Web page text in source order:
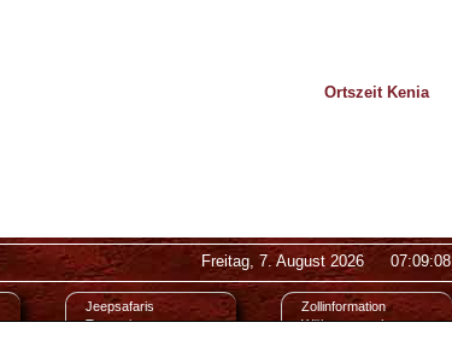
Ortszeit Kenia
Freitag, 7. August 2026 07:09:08
Jeepsafaris
Tansanien
Zollinformation
Währungsrechner